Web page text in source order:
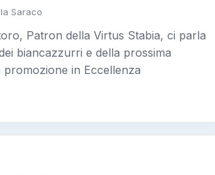
Saraco
Patron della Virtus Stabia, ci parla
biancazzurri e della prossima
in Eccellenza